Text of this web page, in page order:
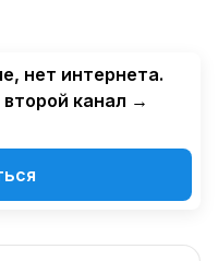
нет интернета.
канал →